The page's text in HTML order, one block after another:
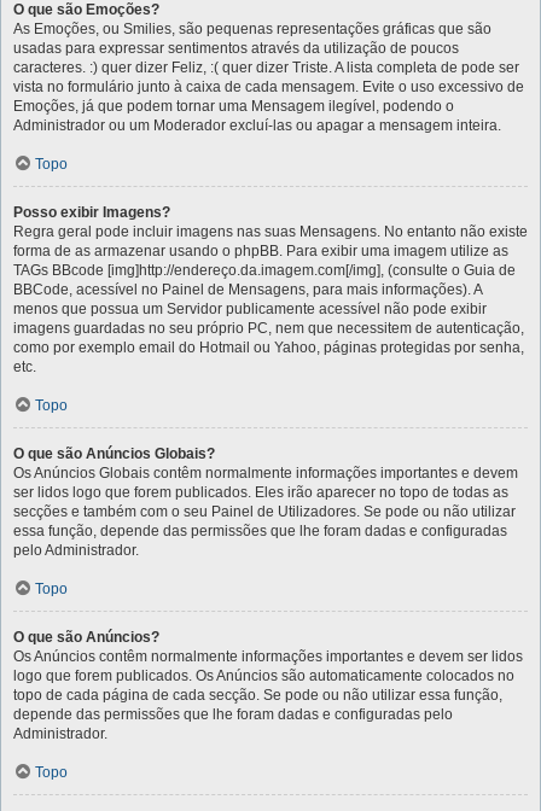
O que são Emoções?
As Emoções, ou Smilies, são pequenas representações gráficas que são
usadas para expressar sentimentos através da utilização de poucos
caracteres. :) quer dizer Feliz, :( quer dizer Triste. A lista completa de pode ser
vista no formulário junto à caixa de cada mensagem. Evite o uso excessivo de
Emoções, já que podem tornar uma Mensagem ilegível, podendo o
Administrador ou um Moderador excluí-las ou apagar a mensagem inteira.
Topo
Posso exibir Imagens?
Regra geral pode incluir imagens nas suas Mensagens. No entanto não existe
forma de as armazenar usando o phpBB. Para exibir uma imagem utilize as
TAGs BBcode [img]http://endereço.da.imagem.com[/img], (consulte o Guia de
BBCode, acessível no Painel de Mensagens, para mais informações). A
menos que possua um Servidor publicamente acessível não pode exibir
imagens guardadas no seu próprio PC, nem que necessitem de autenticação,
como por exemplo email do Hotmail ou Yahoo, páginas protegidas por senha,
etc.
Topo
O que são Anúncios Globais?
Os Anúncios Globais contêm normalmente informações importantes e devem
ser lidos logo que forem publicados. Eles irão aparecer no topo de todas as
secções e também com o seu Painel de Utilizadores. Se pode ou não utilizar
essa função, depende das permissões que lhe foram dadas e configuradas
pelo Administrador.
Topo
O que são Anúncios?
Os Anúncios contêm normalmente informações importantes e devem ser lidos
logo que forem publicados. Os Anúncios são automaticamente colocados no
topo de cada página de cada secção. Se pode ou não utilizar essa função,
depende das permissões que lhe foram dadas e configuradas pelo
Administrador.
Topo